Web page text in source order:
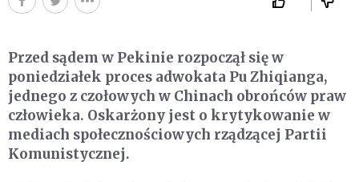
Przed sądem w Pekinie rozpoczął się w
poniedziałek proces adwokata Pu Zhiqianga,
jednego z czołowych w Chinach obrońców praw
człowieka. Oskarżony jest o krytykowanie w
mediach społecznościowych rządzącej Partii
Komunistycznej.